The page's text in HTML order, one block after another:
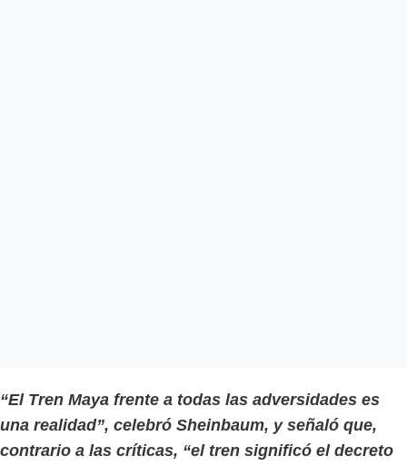
“El Tren Maya frente a todas las adversidades es
una realidad”, celebró Sheinbaum, y señaló que,
contrario a las críticas, “el tren significó el decreto